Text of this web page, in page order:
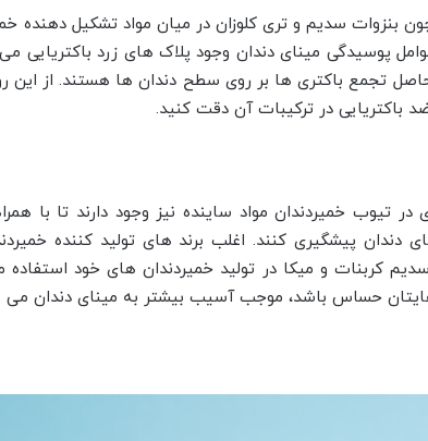
بنزوات سدیم و تری کلوزان در میان مواد تشکیل دهنده
پوسیدگی مینای دندان وجود پلاک های زرد باکتریایی
تجمع باکتری ها بر روی سطح دندان ها هستند. از این
باکتریایی در ترکیبات آن دقت کنید.
در تیوب خمیردندان مواد ساینده نیز وجود دارند تا با
دندان پیشگیری کنند. اغلب برند های تولید کننده
کربنات و میکا در تولید خمیردندان های خود استفاده
هایتان حساس باشد، موجب آسیب بیشتر به مینای دندان